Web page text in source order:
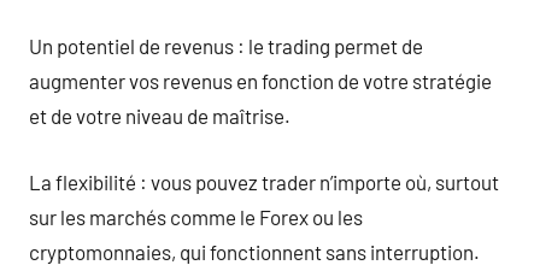
Un potentiel de revenus : le trading permet de
augmenter vos revenus en fonction de votre stratégie
et de votre niveau de maîtrise.
La flexibilité : vous pouvez trader n’importe où, surtout
sur les marchés comme le Forex ou les
cryptomonnaies, qui fonctionnent sans interruption.